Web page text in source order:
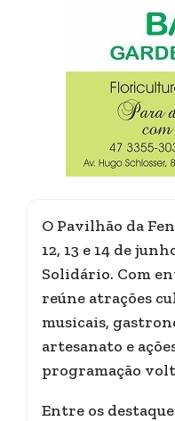
O Pavilhão da
12, 13 e 14 de
Solidário. Com
reúne atrações
musicais,
artesanato e
programação
Entre os